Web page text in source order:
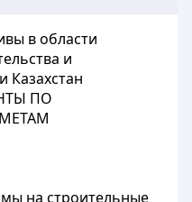
в области
и
Казахстан
ПО
на строительные